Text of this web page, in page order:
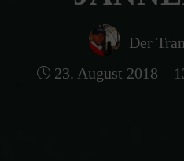
Der
23. August 2018 –